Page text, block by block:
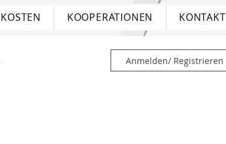
KOSTEN KOOPERATIONEN KONTAKT
Anmelden/ Registrieren